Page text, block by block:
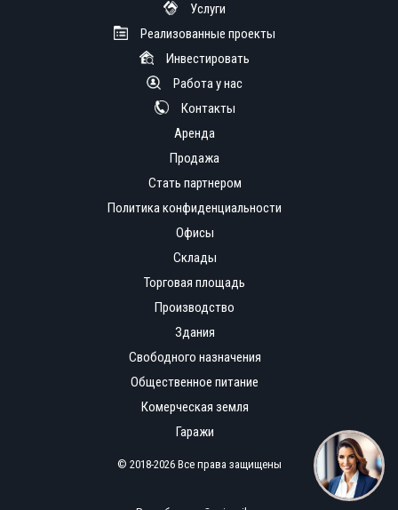
Услуги
Реализованные проекты
Инвестировать
Работа у нас
Контакты
Аренда
Продажа
Стать партнером
Политика конфиденциальности
Офисы
Склады
Торговая площадь
Производство
Здания
Свободного назначения
Общественное питание
Комерческая земля
Гаражи
© 2018-2026 Все права защищены